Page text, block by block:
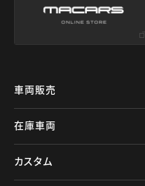
車両販売
在庫車両
カスタム